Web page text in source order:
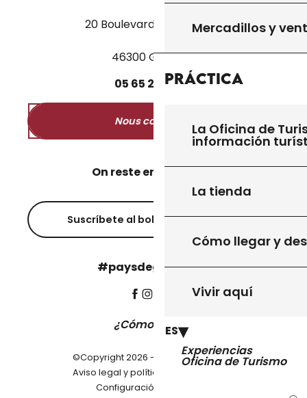
Mercadillos y
Práctica
La Oficina de
información
La tienda
Cómo llegar y
Vivir aquí
ES
Experiencias
Oficina de Turismo
20 Boulevard des Martyrs
46300 Gourdon
05 65 27 5250
Nous contacter
On reste en contact ?
Suscríbete al boletín informativo
#paysdegourdon !
¿Cómo llegar?
©Copyright 2026 - Pays de Gourdon
Aviso legal y política de privacidad
Configuración de cookies